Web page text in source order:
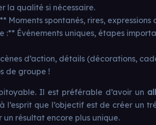
la qualité si nécessaire.
Moments spontanés, rires,
:** Événements uniques, étapes
d’action, détails (décorations,
de groupe !
Il est préférable d’avoir un
l’esprit que l’objectif est de créer un
un résultat encore plus unique.